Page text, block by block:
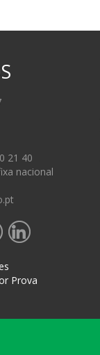
21 40
nacional
Prova